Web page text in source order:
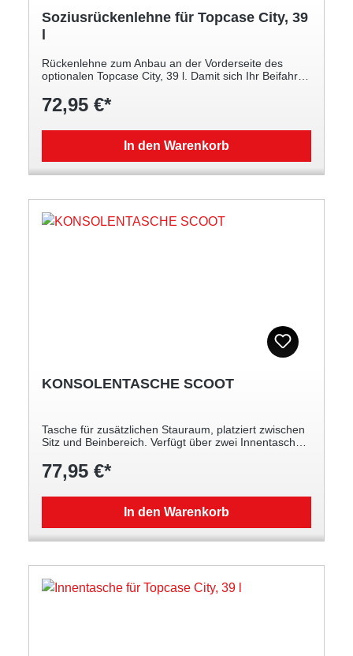
Soziusrückenlehne für Topcase City, 39
l
Rückenlehne zum Anbau an der Vorderseite des
optionalen Topcase City, 39 l. Damit sich Ihr Beifahrer
72,95 €*
In den Warenkorb
KONSOLENTASCHE SCOOT
Tasche für zusätzlichen Stauraum, platziert zwischen
Sitz und Beinbereich. Verfügt über zwei Innentaschen
Schutz Ihrer Gegenstände Volumen: 18 l
Wasserabweisend Verstellbarer Schulterriemen
77,95 €*
In den Warenkorb